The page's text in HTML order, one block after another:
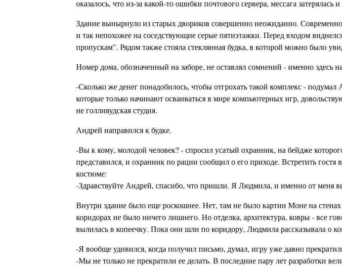
оказалось, что из-за какой-то ошибки почтового сервера, мессага затерялась
Здание вынырнуло из старых двориков совершенно неожиданно.
и так непохожее на соседствующие серые пятиэтажки. Перед входом
пропускам". Рядом также стояла стеклянная будка, в которой можно было
Номер дома, обозначенный на заборе, не оставлял сомнений - именно здесь
-Сколько же денег понадобилось, чтобы отгрохать такой комплекс -
которые только начинают осваиваться в мире компьютерных игр,
не голливудская студия.
Андрей направился к будке.
-Вы к кому, молодой человек? - спросил усатый охранник, на бейдже
представился, и охранник по рации сообщил о его приходе. Встретить
костюме:
-Здравствуйте Андрей, спасибо, что пришли. Я Людмила, и именно от меня
Внутри здание было еще роскошнее. Нет, там не было картин Моне на стенах
коридорах не было ничего лишнего. Но отделка, архитектура, ковры - все
вылилась в копеечку. Пока они шли по коридору, Людмила рассказывала о
-Я вообще удивился, когда получил письмо, думал, игру уже давно
-Мы не только не прекратили ее делать. В последние пару лет разработки